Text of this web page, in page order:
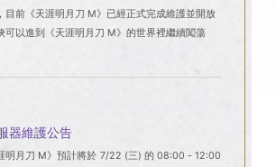
目前《天涯明月刀 M》已經正式完成維護並開放
可以進到《天涯明月刀 M》的世界裡繼續闖蕩
器維護公告
明月刀 M》預計將於 7/22 (三) 的 08:00 - 12:00